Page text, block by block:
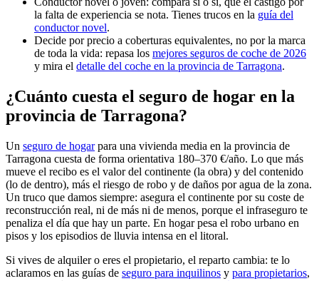
la falta de experiencia se nota. Tienes trucos en la guía del
conductor novel.
Decide por precio a coberturas equivalentes, no por la marca
de toda la vida: repasa los mejores seguros de coche de 2026
y mira el detalle del coche en la provincia de Tarragona.
¿Cuánto cuesta el seguro de hogar en la
provincia de Tarragona?
Un seguro de hogarpara una vivienda media en la provincia de
Tarragona cuesta de forma orientativa 180–370 €/año. Lo que más
mueve el recibo es el valor del continente (la obra) y del contenido
(lo de dentro), más el riesgo de robo y de daños por agua de la zona.
Un truco que damos siempre: asegura el continente por su coste de
reconstrucción real, ni de más ni de menos, porque el infraseguro te
penaliza el día que hay un parte. En hogar pesa el robo urbano en
pisos y los episodios de lluvia intensa en el litoral.
Si vives de alquiler o eres el propietario, el reparto cambia: te lo
aclaramos en las guías de seguro para inquilinos y para propietarios,